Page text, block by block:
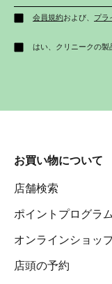
会員規約および、 プラ
はい、クリニークの製
お買い物について
店舗検索
ポイントプログラム
オンラインショッ
店頭の予約